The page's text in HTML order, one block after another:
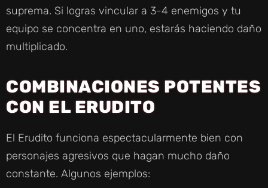
suprema. Si logras vincular a 3-4 enemigos y tu
equipo se concentra en uno, estarás haciendo daño
multiplicado.
COMBINACIONES POTENTES
CON EL ERUDITO
El Erudito funciona espectacularmente bien con
personajes agresivos que hagan mucho daño
constante. Algunos ejemplos: